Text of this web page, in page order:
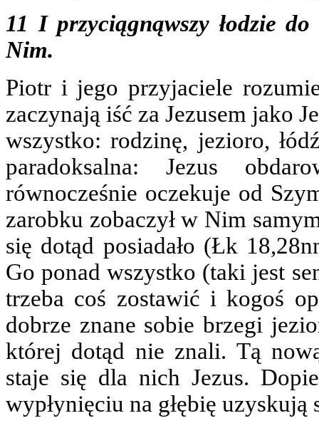
11 I przyciągnąwszy łodzie
Nim.
Piotr i jego przyjaciele
zaczynają iść za Jezusem jako
wszystko: rodzinę, jezioro,
paradoksalna: Jezus
równocześnie oczekuje od
zarobku zobaczył w Nim
się dotąd posiadało (Łk
Go ponad wszystko (taki jest
trzeba coś zostawić i kogoś
dobrze znane sobie brzegi
której dotąd nie znali. Tą
staje się dla nich Jezus.
wypłynięciu na głębię uzyskują